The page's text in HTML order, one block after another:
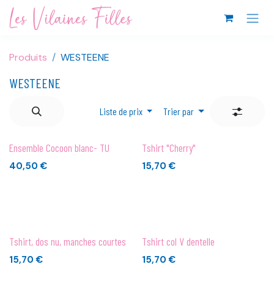
Se rendre au contenu
Produits WESTEENE
WESTEENE
Liste de prix Trier par
Ensemble Cocoon blanc- TU
40,50 €
Tshirt "Cherry"
15,70 €
Tshirt, dos nu, manches courtes
15,70 €
Tshirt col V dentelle
15,70 €